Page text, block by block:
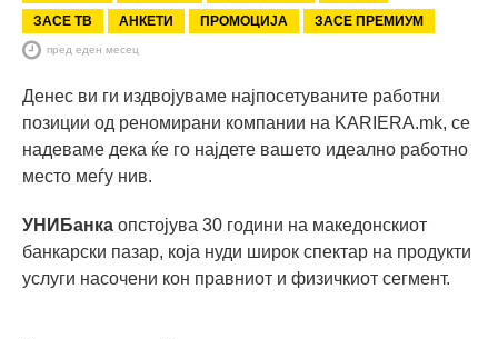
ЗАСЕ ТВ
АНКЕТИ ПРОМОЦИЈА ЗАСЕ ПРЕМИУМ
пред еден месец
Денес ви ги издвојуваме најпосетуваните работни
позиции од реномирани компании на KARIERA.mk, се
надеваме дека ќе го најдете вашето идеално работно
место меѓу нив.
УНИБанка опстојува 30 години на македонскиот
банкарски пазар, која нуди широк спектар на продукти
услуги насочени кон правниот и физичкиот сегмент.